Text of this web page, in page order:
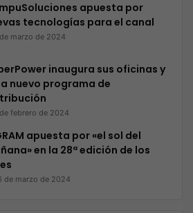
apuesta por
tecnologías para el canal
marzo de 2024
inaugura sus oficinas y
nuevo programa de
febrero de 2024
apuesta por «el sol del
en la 28ª edición de los
de marzo de 2024